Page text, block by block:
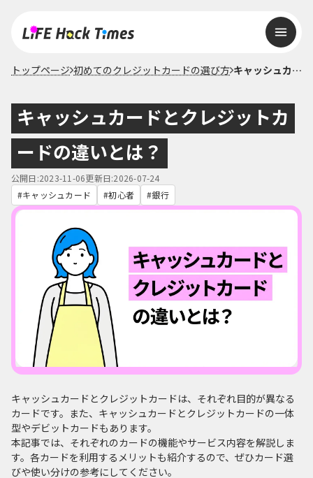
トップページ 初めてのクレジットカードの選び方 キャッシュカードとクレジットカードの違いとは？
キャッシュカードとクレジットカ
ードの違いとは？
公開日:2023-11-06更新日:2026-07-24
キャッシュカード
初心者 銀行
キャッシュカードとクレジットカードは、それぞれ目的が異なる
カードです。また、キャッシュカードとクレジットカードの一体
型やデビットカードもあります。
本記事では、それぞれのカードの機能やサービス内容を解説しま
す。各カードを利用するメリットも紹介するので、ぜひカード選
びや使い分けの参考にしてください。